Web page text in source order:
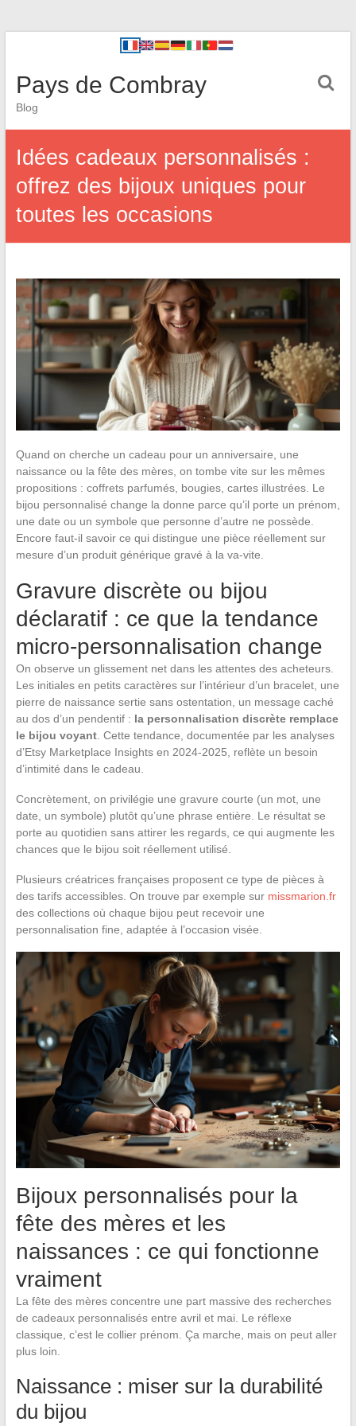
Pays de Combray
Blog
Idées cadeaux personnalisés :
offrez des bijoux uniques pour
toutes les occasions
Quand on cherche un cadeau pour un anniversaire, une
naissance ou la fête des mères, on tombe vite sur les mêmes
propositions : coffrets parfumés, bougies, cartes illustrées. Le
bijou personnalisé change la donne parce qu’il porte un prénom,
une date ou un symbole que personne d’autre ne possède.
Encore faut-il savoir ce qui distingue une pièce réellement sur
mesure d’un produit générique gravé à la va-vite.
Gravure discrète ou bijou
déclaratif : ce que la tendance
micro-personnalisation change
On observe un glissement net dans les attentes des acheteurs.
Les initiales en petits caractères sur l’intérieur d’un bracelet, une
pierre de naissance sertie sans ostentation, un message caché
au dos d’un pendentif : la personnalisation discrète remplace
le bijou voyant. Cette tendance, documentée par les analyses
d’Etsy Marketplace Insights en 2024-2025, reflète un besoin
d’intimité dans le cadeau.
Concrètement, on privilégie une gravure courte (un mot, une
date, un symbole) plutôt qu’une phrase entière. Le résultat se
porte au quotidien sans attirer les regards, ce qui augmente les
chances que le bijou soit réellement utilisé.
Plusieurs créatrices françaises proposent ce type de pièces à
des tarifs accessibles. On trouve par exemple sur missmarion.fr
des collections où chaque bijou peut recevoir une
personnalisation fine, adaptée à l’occasion visée.
Bijoux personnalisés pour la
fête des mères et les
naissances : ce qui fonctionne
vraiment
La fête des mères concentre une part massive des recherches
de cadeaux personnalisés entre avril et mai. Le réflexe
classique, c’est le collier prénom. Ça marche, mais on peut aller
plus loin.
Naissance : miser sur la durabilité
du bijou